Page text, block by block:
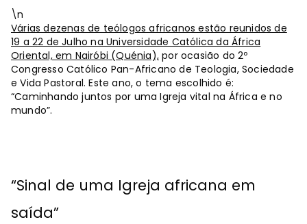
\n
Várias dezenas de teólogos africanos estão reunidos de
19 a 22 de Julho na Universidade Católica da África
Oriental, em Nairóbi (Quénia), por ocasião do 2º
Congresso Católico Pan-Africano de Teologia, Sociedade
e Vida Pastoral. Este ano, o tema escolhido é:
“Caminhando juntos por uma Igreja vital na África e no
mundo”.
“Sinal de uma Igreja africana em
saída”